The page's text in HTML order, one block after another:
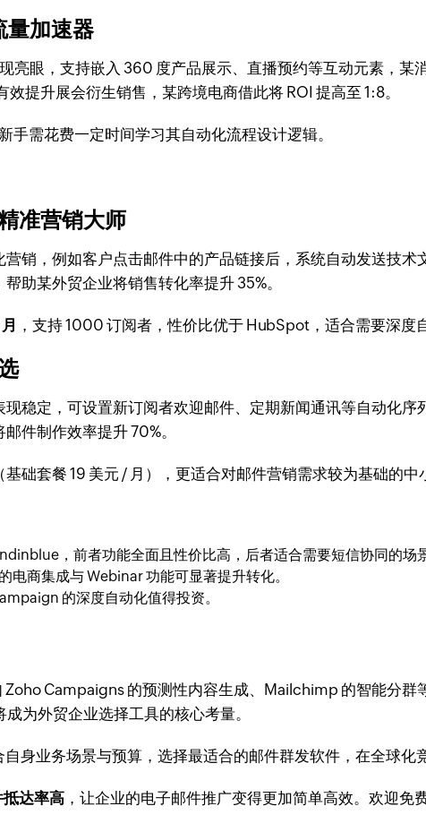
量加速器
亮眼，支持嵌入 360 度产品展示、直播预约等互动元素，某
效提升展会衍生销售，某跨境电商借此将 ROI 提高至 1:8。
新手需花费一定时间学习其自动化流程设计逻辑。
准营销大师
营销，例如客户点击邮件中的产品链接后，系统自动发送技
助某外贸企业将销售转化率提升 35%。
，支持 1000 订阅者，性价比优于 HubSpot，适合需要深度
稳定，可设置新订阅者欢迎邮件、定期新闻通讯等自动化序
件制作效率提升 70%。
础套餐 19 美元 / 月），更适合对邮件营销需求较为基础的中
，前者功能全面且性价比高，后者适合需要短信协同的场
电商集成与 Webinar 功能可显著提升转化。
的深度自动化值得投资。
Zoho Campaigns 的预测性内容生成、Mailchimp 的智能分群
成为外贸企业选择工具的核心考量。
身业务场景与预算，选择最适合的邮件群发软件，在全球化
达率高 ，让企业的电子邮件推广变得更加简单高效。欢迎免